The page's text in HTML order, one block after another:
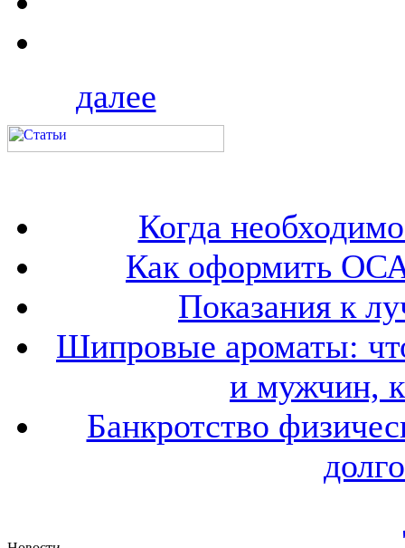
далее
Когда
Как оформить
Показания к
Шипровые ароматы:
и мужчин,
Банкротство